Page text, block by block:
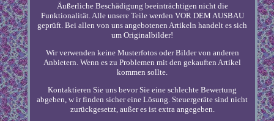
Äußerliche Beschädigung beeinträchtigen nicht die
Funktionalität. Alle unsere Teile werden VOR DEM AUSBAU
geprüft. Bei allen von uns angebotenen Artikeln handelt es sich
um Originalbilder!
Wir verwenden keine Musterfotos oder Bilder von anderen
Anbietern. Wenn es zu Problemen mit den gekauften Artikel
kommen sollte.
Kontaktieren Sie uns bevor Sie eine schlechte Bewertung
abgeben, w ir finden sicher eine Lösung. Steuergeräte sind nicht
zurückgesetzt, außer es ist extra angegeben.